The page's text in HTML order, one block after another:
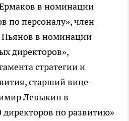
в номинации
по персоналу», член
в номинации
директоров»,
стратегии и
старший вице-
Левыкин в
по развитию»